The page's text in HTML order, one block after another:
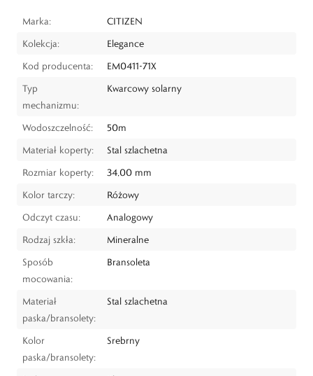
Marka:
CITIZEN
Kolekcja:
Elegance
Kod producenta:
EM0411-71X
Typ
mechanizmu:
Kwarcowy solarny
Wodoszczelność:
50m
Materiał koperty:
Stal szlachetna
Rozmiar koperty:
34,00 mm
Kolor tarczy:
Różowy
Odczyt czasu:
Analogowy
Rodzaj szkła:
Mineralne
Sposób
mocowania:
Bransoleta
Materiał
paska/bransolety:
Stal szlachetna
Kolor
paska/bransolety:
Srebrny